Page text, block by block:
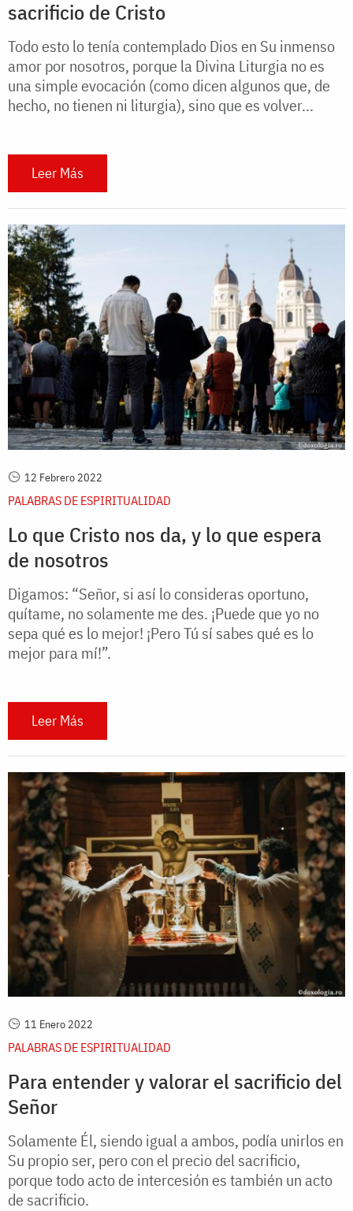
sacrificio de Cristo
Todo esto lo tenía contemplado Dios en Su inmenso
amor por nosotros, porque la Divina Liturgia no es
una simple evocación (como dicen algunos que, de
hecho, no tienen ni liturgia), sino que es volver...
Leer Más
12 Febrero 2022
PALABRAS DE ESPIRITUALIDAD
Lo que Cristo nos da, y lo que espera
de nosotros
Digamos: “Señor, si así lo consideras oportuno,
quítame, no solamente me des. ¡Puede que yo no
sepa qué es lo mejor! ¡Pero Tú sí sabes qué es lo
mejor para mí!”.
Leer Más
11 Enero 2022
PALABRAS DE ESPIRITUALIDAD
Para entender y valorar el sacrificio del
Señor
Solamente Él, siendo igual a ambos, podía unirlos en
Su propio ser, pero con el precio del sacrificio,
porque todo acto de intercesión es también un acto
de sacrificio.